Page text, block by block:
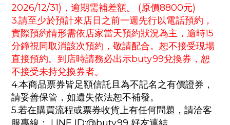
2026/12/31)，逾期需補差額。 (原價8800元)
3.請至少於預計來店日之前一週先行以電話預約，
實際預約情形需依店家當天預約狀況為主，逾時15
分鐘視同取消該次預約，敬請配合。恕不接受現場
直接預約。到店時請務必出示buty99兌換券，恕
不接受未持兌換券者。
4.本商品票券皆足額信託且為不記名之有價證券，
請妥善保管，如遺失依法恕不補發。
5.若在購買流程或票券收貨上有任何問題，請洽客
服專線： LINE ID:@buty99 好友連結。